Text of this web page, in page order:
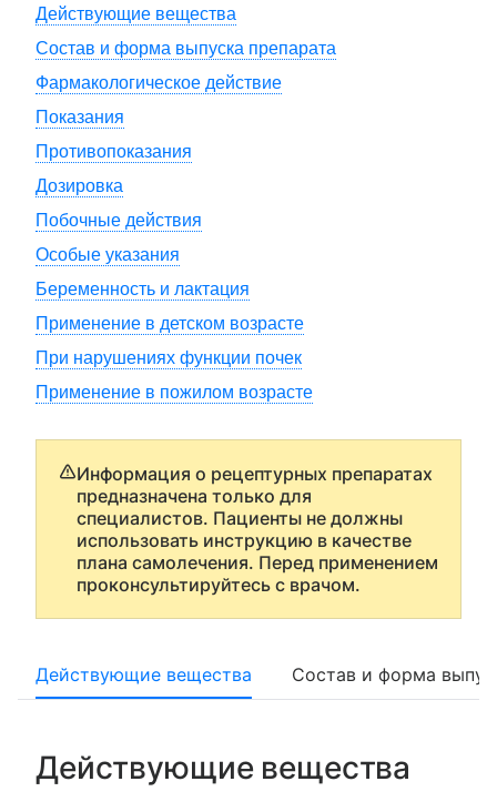
Действующие вещества
Состав и форма выпуска препарата
Фармакологическое действие
Показания
Противопоказания
Дозировка
Побочные действия
Особые указания
Беременность и лактация
Применение в детском возрасте
При нарушениях функции почек
Применение в пожилом возрасте
Информация о рецептурных препаратах
предназначена только для
специалистов. Пациенты не должны
использовать инструкцию в качестве
плана самолечения. Перед применением
проконсультируйтесь с врачом.
Действующие вещества Состав и форма
Действующие вещества